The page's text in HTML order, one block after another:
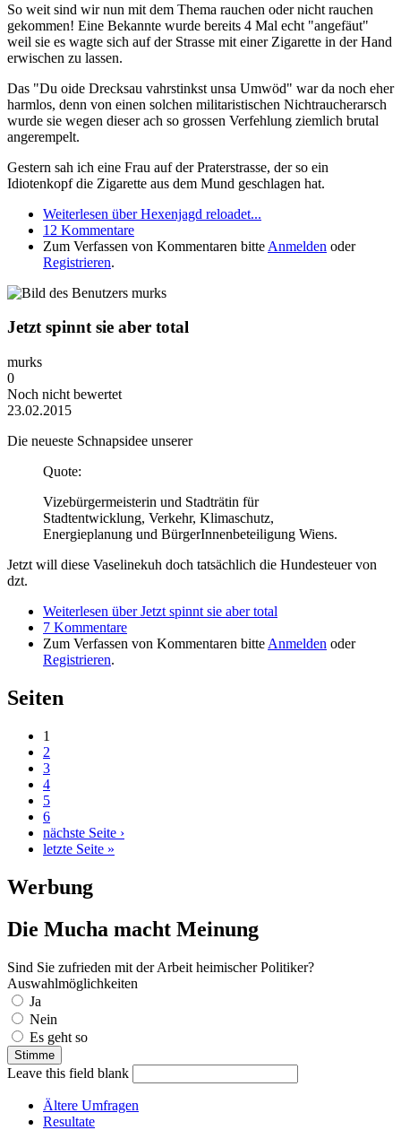
So weit sind wir nun mit dem Thema rauchen oder nicht rauchen
gekommen! Eine Bekannte wurde bereits 4 Mal echt "angefäut"
weil sie es wagte sich auf der Strasse mit einer Zigarette in der Hand
erwischen zu lassen.
Das "Du oide Drecksau vahrstinkst unsa Umwöd" war da noch eher
harmlos, denn von einen solchen militaristischen Nichtraucherarsch
wurde sie wegen dieser ach so grossen Verfehlung ziemlich brutal
angerempelt.
Gestern sah ich eine Frau auf der Praterstrasse, der so ein
Idiotenkopf die Zigarette aus dem Mund geschlagen hat.
Weiterlesen über Hexenjagd reloadet...
12 Kommentare
Zum Verfassen von Kommentaren bitte Anmelden oder
Registrieren.
Jetzt spinnt sie aber total
murks
0
Noch nicht bewertet
23.02.2015
Die neueste Schnapsidee unserer
Quote:
Vizebürgermeisterin und Stadträtin für
Stadtentwicklung, Verkehr, Klimaschutz,
Energieplanung und BürgerInnenbeteiligung Wiens.
Jetzt will diese Vaselinekuh doch tatsächlich die Hundesteuer von
dzt.
Weiterlesen über Jetzt spinnt sie aber total
7 Kommentare
Zum Verfassen von Kommentaren bitte Anmelden oder
Registrieren.
Seiten
1
2
3
4
5
6
nächste Seite ›
letzte Seite »
Werbung
Die Mucha macht Meinung
Sind Sie zufrieden mit der Arbeit heimischer Politiker?
Auswahlmöglichkeiten
Ja
Nein
Es geht so
Leave this field blank
Ältere Umfragen
Resultate